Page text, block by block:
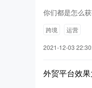
你们都是怎么
跨境 运营
2021-12-03
外贸平台效